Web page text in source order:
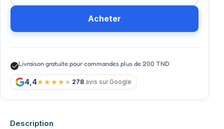
Acheter
Livraison gratuite pour commandes plus de 200 TND
4,4 278 avis sur Google
Description